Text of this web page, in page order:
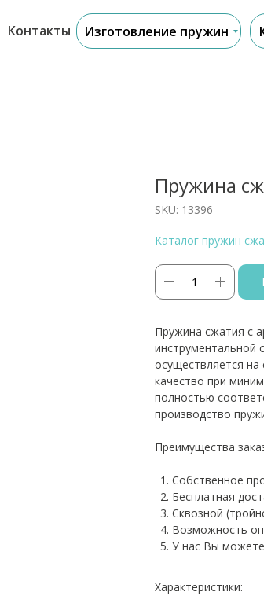
Изготовление пружин
Контакты
Пружина
SKU: 13396
Каталог пружин
Пружина сжатия с
инструментальной
осуществляется
качество при
полностью
производство
Преимущества
Собственное
Бесплатная
Сквозной
Возможность
У нас Вы можете
Характеристики: